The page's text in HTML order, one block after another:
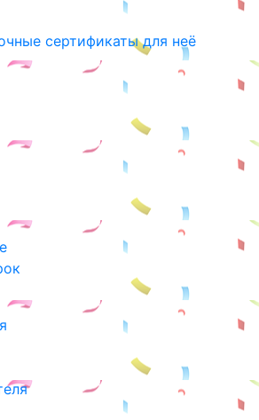
сертификаты для неё